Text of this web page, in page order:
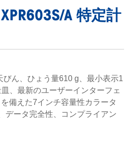
A 特定計
ん、ひょう量610 g、最小表示1
、最新のユーザーインターフェ
備えた7インチ容量性カラータ
データ完全性、コンプライアン